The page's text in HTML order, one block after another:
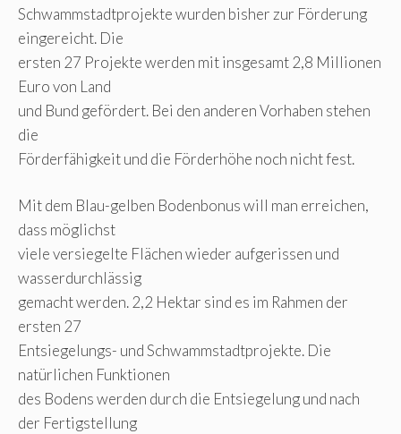
Schwammstadtprojekte wurden bisher zur Förderung
eingereicht. Die
ersten 27 Projekte werden mit insgesamt 2,8 Millionen
Euro von Land
und Bund gefördert. Bei den anderen Vorhaben stehen
die
Förderfähigkeit und die Förderhöhe noch nicht fest.
Mit dem Blau-gelben Bodenbonus will man erreichen,
dass möglichst
viele versiegelte Flächen wieder aufgerissen und
wasserdurchlässig
gemacht werden. 2,2 Hektar sind es im Rahmen der
ersten 27
Entsiegelungs- und Schwammstadtprojekte. Die
natürlichen Funktionen
des Bodens werden durch die Entsiegelung und nach
der Fertigstellung